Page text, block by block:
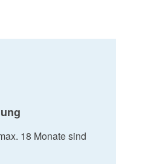
18 Monate sind